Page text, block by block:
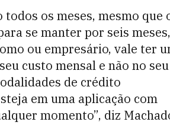
os meses, mesmo que
se manter por seis
ou empresário, vale ter
custo mensal e não no seu
de crédito
em uma aplicação com
momento”, diz